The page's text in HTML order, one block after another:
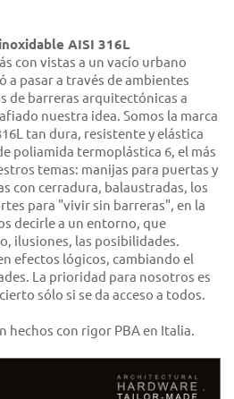
AISI 316L
con vistas a un vacío urbano
a pasar a través de ambientes
de barreras arquitectónicas a
nuestra idea. Somos la marca
tan dura, resistente y elástica
poliamida termoplástica 6, el más
temas: manijas para puertas y
con cerradura, balaustradas, los
para "vivir sin barreras", en la
decirle a un entorno, que
ilusiones, las posibilidades.
efectos lógicos, cambiando el
La prioridad para nosotros es
sólo si se da acceso a todos.
hechos con rigor PBA en Italia.